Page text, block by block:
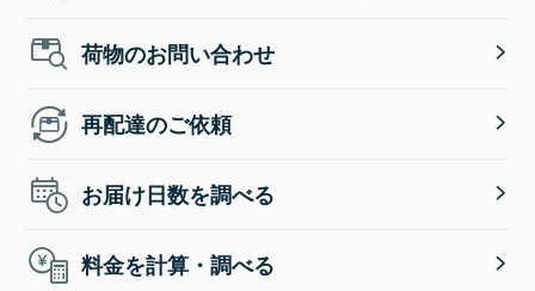
荷物のお問い合わせ
再配達のご依頼
お届け日数を調べる
料金を計算・調べる